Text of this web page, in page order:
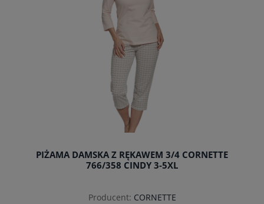
PIŻAMA DAMSKA Z RĘKAWEM 3/4 CORNETTE
766/358 CINDY 3-5XL
Producent: CORNETTE